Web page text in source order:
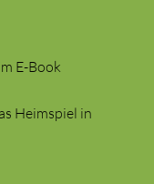
E-Book
Heimspiel in